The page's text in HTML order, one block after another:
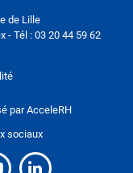
de Lille
- Tél : 03 20 44 59 62
parAcceleRH
sociaux